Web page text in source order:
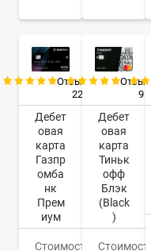
Отзывы:
22
Дебет
овая
карта
Газпр
омба
нк
Прем
иум
Стоимость
9
Дебет
овая
карта
Тиньк
офф
Блэк
(Black
)
Стоимость